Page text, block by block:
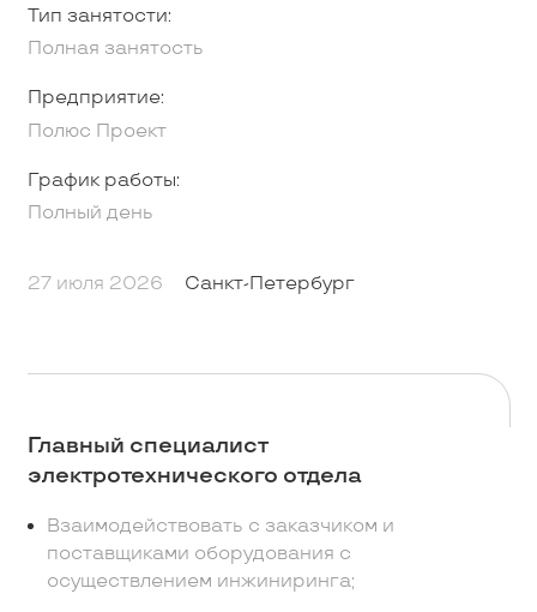
Тип занятости:
Полная занятость
Предприятие:
Полюс Проект
График работы:
Полный день
27 июля 2026 Санкт-Петербург
Главный специалист
электротехнического отдела
Взаимодействовать с заказчиком и
поставщиками оборудования с
осуществлением инжиниринга;